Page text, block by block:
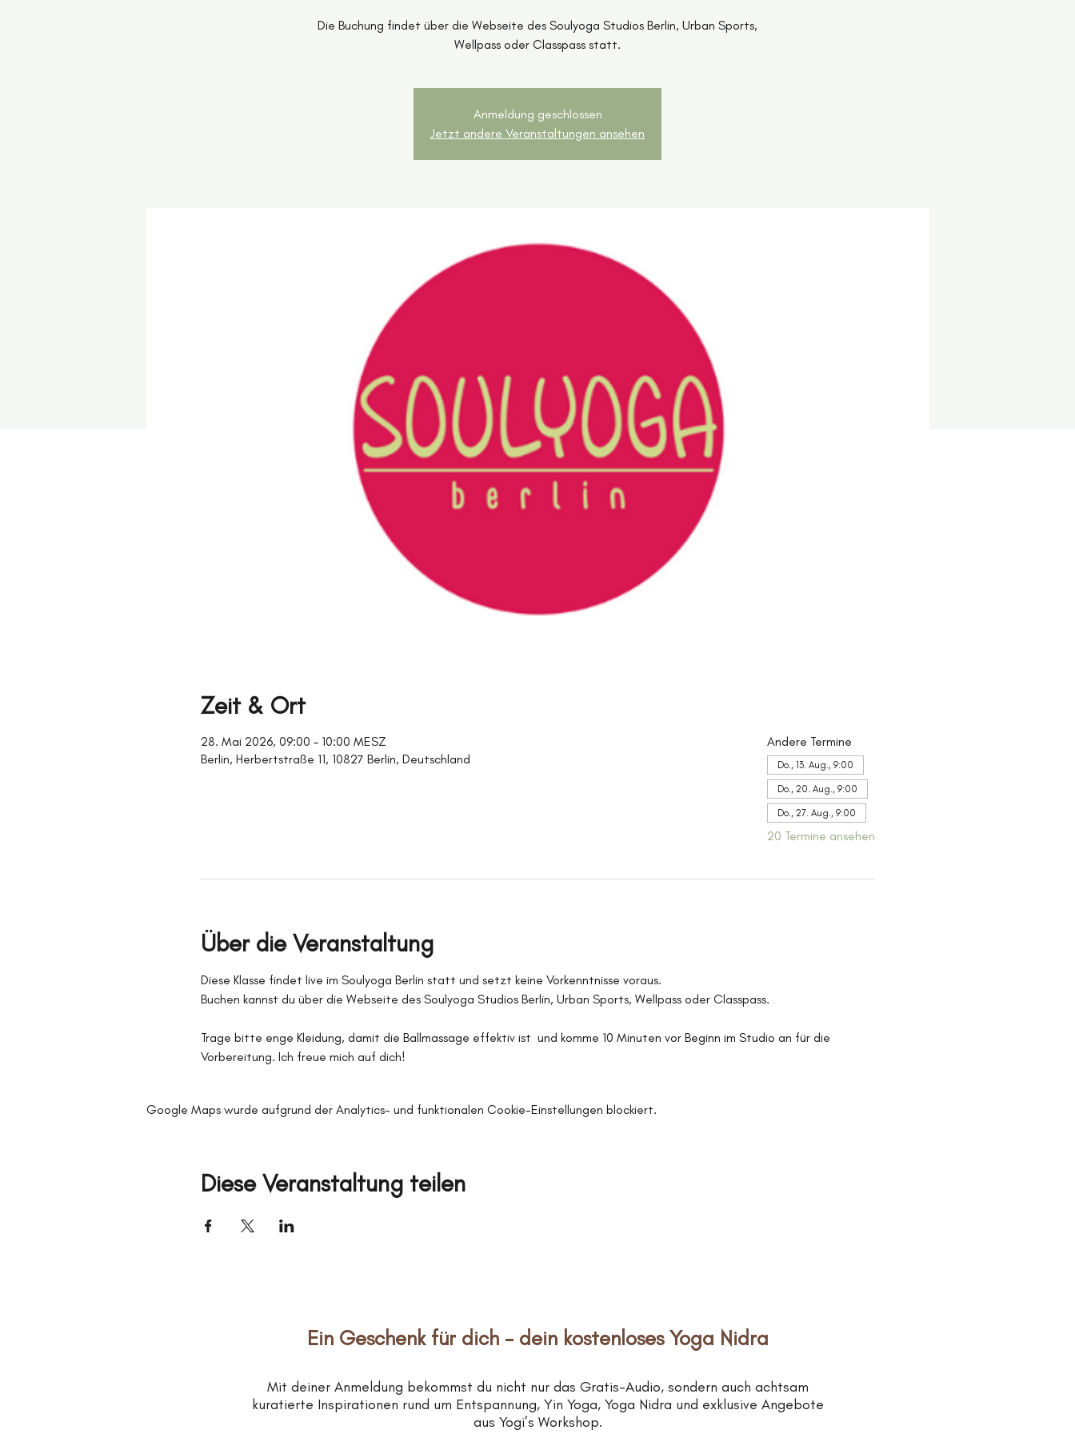
Die Buchung findet über die Webseite des Soulyoga Studios Berlin, Urban Sports,
Wellpass oder Classpass statt.
Anmeldung geschlossen
Jetzt andere Veranstaltungen ansehen
Zeit & Ort
28. Mai 2026, 09:00 – 10:00 MESZ
Berlin, Herbertstraße 11, 10827 Berlin, Deutschland
Andere Termine
Do., 13. Aug., 9:00
Do., 20. Aug., 9:00
Do., 27. Aug., 9:00
20 Termine ansehen
Über die Veranstaltung
Diese Klasse findet live im Soulyoga Berlin statt und setzt keine Vorkenntnisse voraus.
Buchen kannst du über die Webseite des Soulyoga Studios Berlin, Urban Sports, Wellpass oder Classpass.
Trage bitte enge Kleidung, damit die Ballmassage effektiv ist  und komme 10 Minuten vor Beginn im Studio an für die
Vorbereitung. Ich freue mich auf dich!
Google Maps wurde aufgrund der Analytics- und funktionalen Cookie-Einstellungen blockiert.
Diese Veranstaltung teilen
Ein Geschenk für dich – dein kostenloses Yoga Nidra
Mit deiner Anmeldung bekommst du nicht nur das Gratis-Audio, sondern auch achtsam
kuratierte Inspirationen rund um Entspannung, Yin Yoga, Yoga Nidra und exklusive Angebote
aus Yogi’s Workshop.